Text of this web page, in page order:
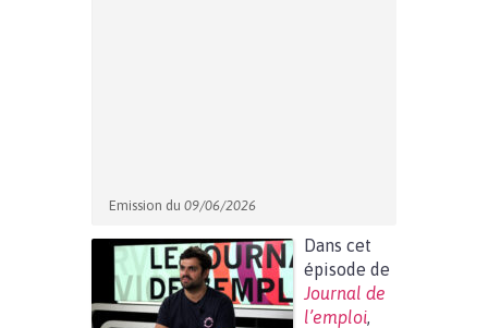
Emission du 09/06/2026
Dans cet
épisode de
Journal de
l’emploi,